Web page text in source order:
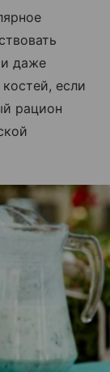
даже
если
рацион